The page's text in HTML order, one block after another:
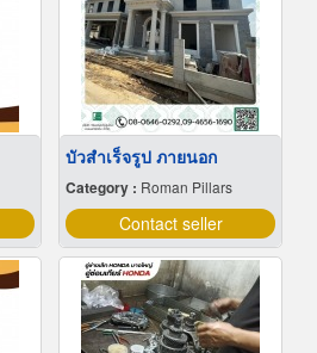
บัวสําเร็จรูป ภายนอก
Category : Roman Pillars
Contact seller